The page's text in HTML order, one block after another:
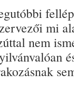
mi
nem